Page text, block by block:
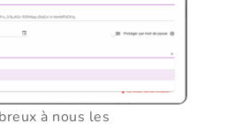
à nous les